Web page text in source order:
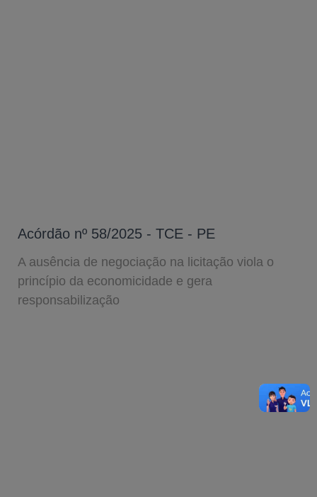
Acórdão nº 58/2025 - TCE - PE
A ausência de negociação na licitação viola o
princípio da economicidade e gera
responsabilização